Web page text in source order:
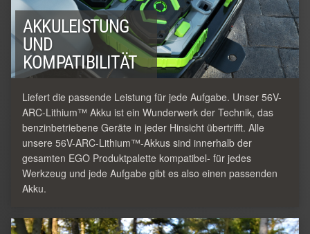
AKKULEISTUNG
UND
KOMPATIBILITÄT
Liefert die passende Leistung für jede Aufgabe. Unser 56V-
ARC-Lithium™ Akku ist ein Wunderwerk der Technik, das
benzinbetriebene Geräte in jeder Hinsicht übertrifft. Alle
unsere 56V-ARC-Lithium™-Akkus sind innerhalb der
gesamten EGO Produktpalette kompatibel- für jedes
Werkzeug und jede Aufgabe gibt es also einen passenden
Akku.